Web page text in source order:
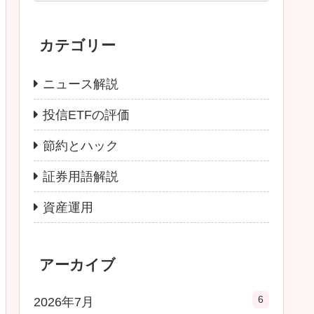
カテゴリー
ニュース解説
投信ETFの評価
節約とハック
証券用語解説
資産運用
アーカイブ
2026年7月 6